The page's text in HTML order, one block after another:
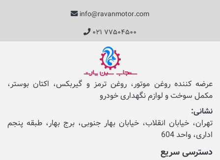
info@ravanmotor.com
۰۲۱ ۷۷۵۰۴۵۰۰
عرضه کننده روغن موتور، روغن ترمز و گیربکس، اکتان بوستر،
مکمل‌ سوخت و لوازم نگهداری خودرو
نشانی:
تهران، خیابان انقلاب، خیابان بهار جنوبی، برج بهار، طبقه پنجم
اداری، واحد 604
دسترسی سریع